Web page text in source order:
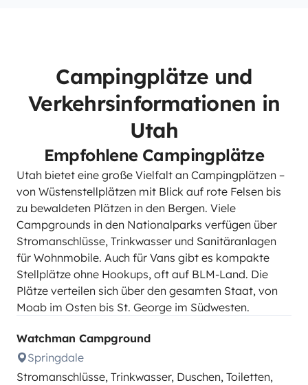
Campingplätze und
Verkehrsinformationen in
Utah
Empfohlene Campingplätze
Utah bietet eine große Vielfalt an Campingplätzen –
von Wüstenstellplätzen mit Blick auf rote Felsen bis
zu bewaldeten Plätzen in den Bergen. Viele
Campgrounds in den Nationalparks verfügen über
Stromanschlüsse, Trinkwasser und Sanitäranlagen
für Wohnmobile. Auch für Vans gibt es kompakte
Stellplätze ohne Hookups, oft auf BLM-Land. Die
Plätze verteilen sich über den gesamten Staat, von
Moab im Osten bis St. George im Südwesten.
Watchman Campground
Springdale
Stromanschlüsse, Trinkwasser, Duschen, Toiletten,